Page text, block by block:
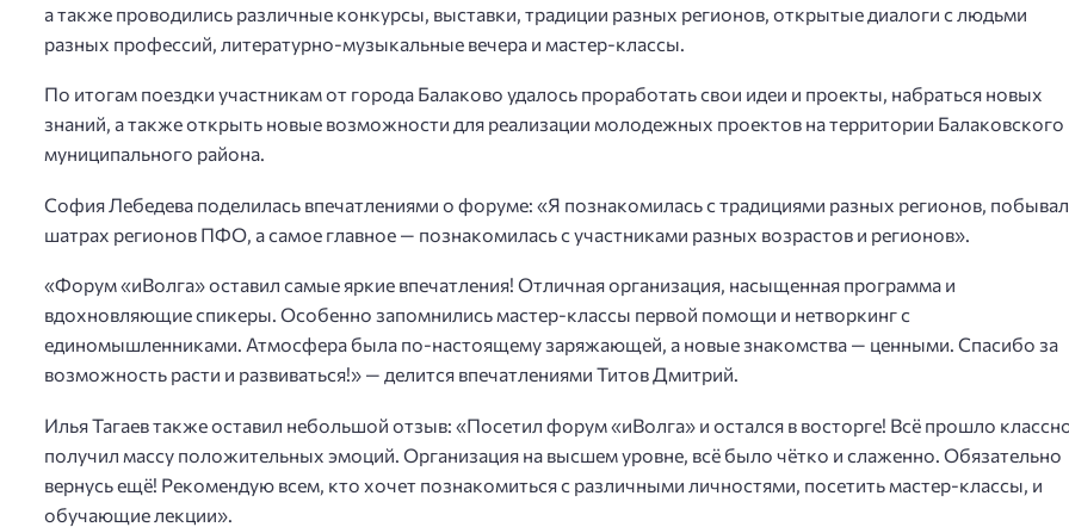
а также проводились различные конкурсы, выставки, традиции разных регионов, открытые диалоги с людьми
разных профессий, литературно-музыкальные вечера и мастер-классы.
По итогам поездки участникам от города Балаково удалось проработать свои идеи и проекты, набраться новых
знаний, а также открыть новые возможности для реализации молодежных проектов на территории Балаковского
муниципального района.
София Лебедева поделилась впечатлениями о форуме: «Я познакомилась с традициями разных регионов,
шатрах регионов ПФО, а самое главное — познакомилась с участниками разных возрастов и регионов».
«Форум «иВолга» оставил самые яркие впечатления! Отличная организация, насыщенная программа и
вдохновляющие спикеры. Особенно запомнились мастер-классы первой помощи и нетворкинг с
единомышленниками. Атмосфера была по-настоящему заряжающей, а новые знакомства — ценными. Спасибо за
возможность расти и развиваться!» — делится впечатлениями Титов Дмитрий.
Илья Тагаев также оставил небольшой отзыв: «Посетил форум «иВолга» и остался в восторге! Всё прошло
получил массу положительных эмоций. Организация на высшем уровне, всё было чётко и слаженно. Обязательно
вернусь ещё! Рекомендую всем, кто хочет познакомиться с различными личностями, посетить мастер-классы, и
обучающие лекции».